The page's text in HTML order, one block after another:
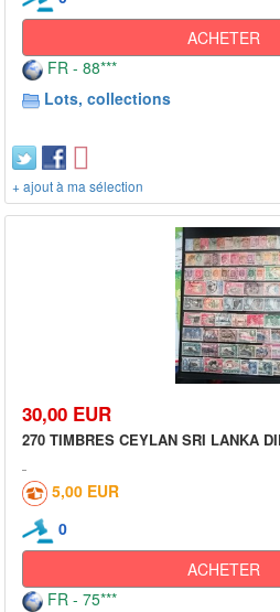
ACHETER
FR - 88***
Lots, collections
+ ajout à ma sélection
30,00 EUR
270 TIMBRES CEYLAN SRI LANKA
5,00 EUR
0
ACHETER
FR - 75***